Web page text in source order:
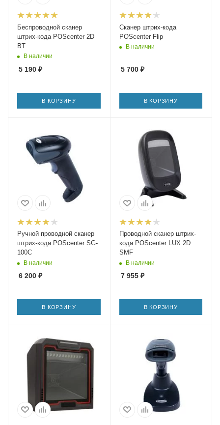
Беспроводной сканер
штрих-кода POScenter 2D
BT
В наличии
5 190 ₽
В КОРЗИНУ
Сканер штрих-кода
POScenter Flip
В наличии
5 700₽
В КОРЗИНУ
Ручной проводной сканер
штрих-кода POScenter SG-
100C
В наличии
6 200 ₽
В КОРЗИНУ
Проводной сканер штрих-
кода POScenter LUX 2D
SMF
В наличии
7 955₽
В КОРЗИНУ